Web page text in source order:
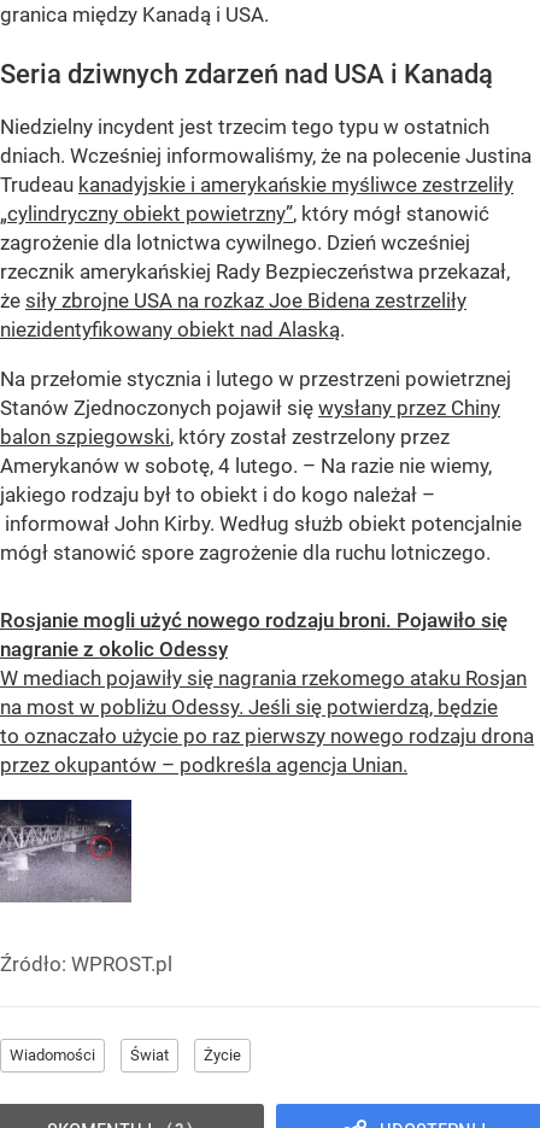
granica między Kanadą i USA.
Seria dziwnych zdarzeń nad USA i Kanadą
Niedzielny incydent jest trzecim tego typu w ostatnich
dniach. Wcześniej informowaliśmy, że na polecenie Justina
Trudeau kanadyjskie i amerykańskie myśliwce zestrzeliły
„cylindryczny obiekt powietrzny”, który mógł stanowić
zagrożenie dla lotnictwa cywilnego. Dzień wcześniej
rzecznik amerykańskiej Rady Bezpieczeństwa przekazał,
że siły zbrojne USA na rozkaz Joe Bidena zestrzeliły
niezidentyfikowany obiekt nad Alaską.
Na przełomie stycznia i lutego w przestrzeni powietrznej
Stanów Zjednoczonych pojawił się wysłany przez Chiny
balon szpiegowski, który został zestrzelony przez
Amerykanów w sobotę, 4 lutego. – Na razie nie wiemy,
jakiego rodzaju był to obiekt i do kogo należał –
informował John Kirby. Według służb obiekt potencjalnie
mógł stanowić spore zagrożenie dla ruchu lotniczego.
Rosjanie mogli użyć nowego rodzaju broni. Pojawiło się
nagranie z okolic Odessy
W mediach pojawiły się nagrania rzekomego ataku Rosjan
na most w pobliżu Odessy. Jeśli się potwierdzą, będzie
to oznaczało użycie po raz pierwszy nowego rodzaju drona
przez okupantów – podkreśla agencja Unian.
Źródło: WPROST.pl
Wiadomości Świat Życie